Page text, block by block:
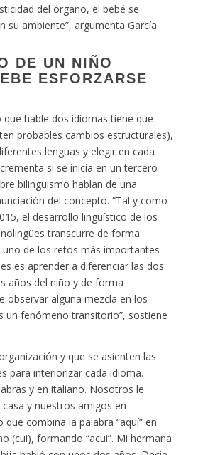
del órgano, el bebé se
su ambiente”, argumenta García.
DE UN NIÑO
ESFORZARSE
que hable dos idiomas tiene que
probables cambios estructurales),
lenguas y elegir en cada
si se inicia en un tercero
bilingüismo hablan de una
del concepto. “Tal y como
, el desarrollo lingüístico de los
transcurre de forma
uno de los retos más importantes
es aprender a diferenciar las dos
años del niño y de forma
observar alguna mezcla en los
un fenómeno transitorio”, sostiene
y que se asienten las
para interiorizar cada idioma.
y en italiano. Nosotros le
y nuestros amigos en
que combina la palabra “aquí” en
(cui), formando “acui”. Mi hermana